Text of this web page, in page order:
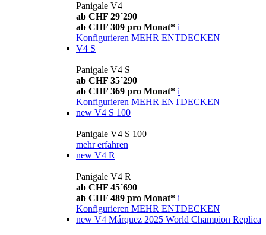
Panigale V4
ab CHF 29´290
ab CHF 309 pro Monat* i
Konfigurieren MEHR ENTDECKEN
V4 S
Panigale V4 S
ab CHF 35´290
ab CHF 369 pro Monat* i
Konfigurieren MEHR ENTDECKEN
new V4 S 100
Panigale V4 S 100
mehr erfahren
new V4 R
Panigale V4 R
ab CHF 45´690
ab CHF 489 pro Monat* i
Konfigurieren MEHR ENTDECKEN
new V4 Márquez 2025 World Champion Replica